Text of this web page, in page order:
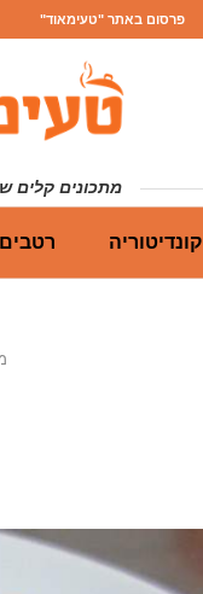
פרסום באתר "טעימאוד"
מתכונים קלים
קונדיטוריה